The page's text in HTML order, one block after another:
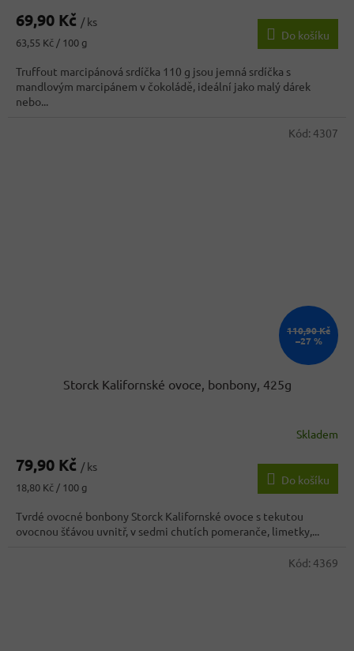
produktu
5,0
z
5
hvězdiček.
69,90 Kč / ks
Měrná
63,55 Kč / 100 g
Do košíku
Truffout marcipánová srdíčka 110 g jsou jemná srdíčka s
mandlovým marcipánem v čokoládě, ideální jako malý dárek
nebo...
110,90 Kč
–27 %
Storck Kalifornské ovoce, bonbony, 425g
produktu
4,8
z
Skladem
79,90 Kč / ks
Měrná
18,80 Kč / 100 g
Do košíku
Tvrdé ovocné bonbony Storck Kalifornské ovoce s tekutou
ovocnou šťávou uvnitř, v sedmi chutích pomeranče, limetky,...
Kód: 4307
Kód: 4369